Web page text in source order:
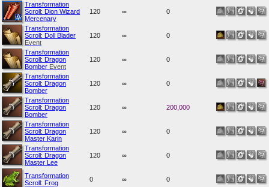
Transformation
Scroll: Dion Wizard
Mercenary
120 ∞ 0
Transformation
Scroll: Doll Blader
Event
120 ∞ 0
Transformation
Scroll: Dragon
Bomber Event
120 ∞ 0
Transformation
Scroll: Dragon
Bomber
120 ∞ 0
Transformation
Scroll: Dragon
Bomber
120 ∞ 200,000
Transformation
Scroll: Dragon
Master Karin
120 ∞ 0
Transformation
Scroll: Dragon
Master Lee
120 ∞ 0
Transformation
Scroll: Frog
0 ∞ 0